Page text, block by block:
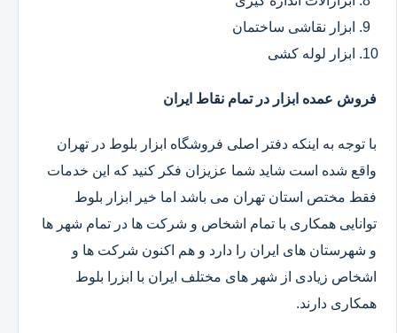
ابزار نقاشی ساختمان
ابزار لوله کشی
فروش عمده ابزار در تمام نقاط ایران
با توجه به اینکه دفتر اصلی فروشگاه ابزار بلوط در تهران
واقع شده است شاید شما عزیزان فکر کنید که این خدمات
فقط مختص استان تهران می باشد اما خیر ابزار بلوط
توانایی همکاری با تمام اشخاص و شرکت ها در تمام شهر ها
و شهرستان های ایران را دارد و هم اکنون شرکت ها و
اشخاص زیادی از شهر های مختلف ایران با ابزرا بلوط
همکاری دارند.